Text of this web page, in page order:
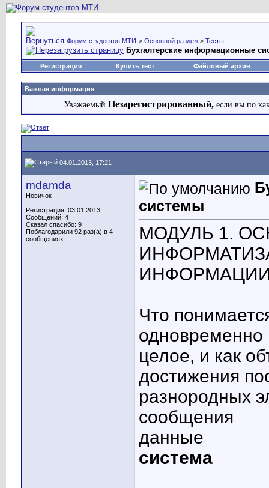
Форум студентов МТИ > Основной раздел > Тесты
Бухгалтерские информационные
Регистрация Купить тест Файловый архив
Важная информация
Уважаемый Незарегистрированный, если вы по
04.01.2013, 17:21
mdamda
Новичок
Регистрация: 03.01.2013
Сообщений: 4
Сказал спасибо: 9
Поблагодарили 92 раз(а) в 4
сообщениях
системы
МОДУЛЬ 1.
Что
одновременно
целое, и как
достижения
разнородных
сообщения
данные
система